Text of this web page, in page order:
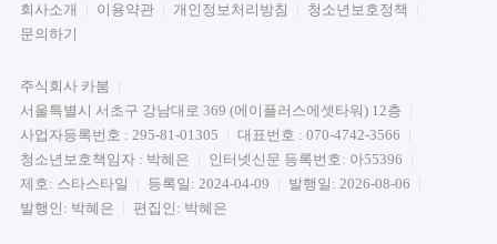
회사소개 이용약관 개인정보처리방침
청소년보호정책
문의하기
주식회사 카붐
서울특별시 서초구 강남대로 369 (에이플러스에셋타워) 12층
사업자등록번호 : 295-81-01305
대표번호 : 070-4742-3566
청소년보호책임자 : 박혜은
인터넷신문 등록번호: 아55396
제호: 스타스타일
등록일: 2024-04-09
발행일: 2026-08-06
발행인: 박혜은
편집인: 박혜은